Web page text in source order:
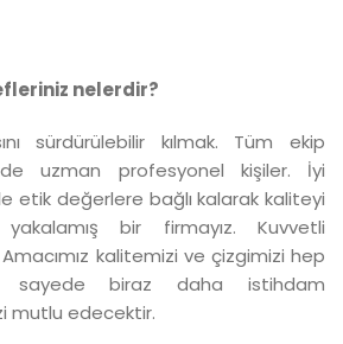
nelerdir?
sürdürülebilir kılmak. Tüm ekip
uzman profesyonel kişiler. İyi
etik değerlere bağlı kalarak kaliteyi
bir firmayız. Kuvvetli
kalitemizi ve çizgimizi hep
sayede biraz daha istihdam
mutlu edecektir.